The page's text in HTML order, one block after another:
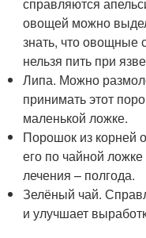
овощей можно
знать, что овощные
нельзя пить при
Липа. Можно
принимать этот
маленькой ложке.
Порошок из корней
его по чайной
лечения – полгода.
Зелёный чай.
и улучшает